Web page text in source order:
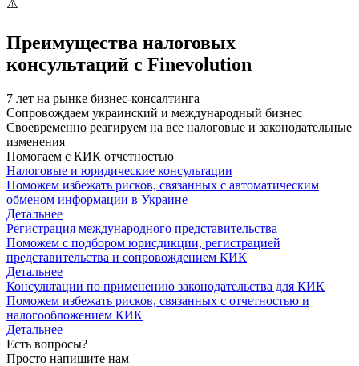
Преимущества налоговых
консультаций с Finevolution
7 лет на рынке бизнес-консалтинга
Сопровождаем украинский и международный бизнес
Своевременно реагируем на все налоговые и законодательные
изменения
Помогаем с КИК отчетностью
Налоговые и юридические консультации
Поможем избежать рисков, связанных с автоматическим
обменом информации в Украине
Детальнее
Регистрация международного представительства
Поможем с подбором юрисдикции, регистрацией
представительства и сопровождением КИК
Детальнее
Консультации по применению законодательства для КИК
Поможем избежать рисков, связанных с отчетностью и
налогообложением КИК
Детальнее
Есть вопросы?
Просто напишите нам